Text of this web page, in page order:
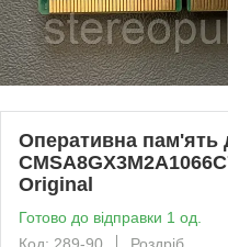
Оперативна пам'ять
Original
Готово до відправки 1 од.
Код: 289-90
Роздріб